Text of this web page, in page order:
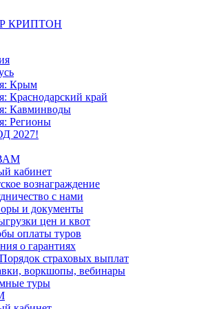
Крым
Краснодарский край
Кавминводы
Регионы
2027!
кабинет
вознаграждение
с нами
и документы
цен и квот
оплаты туров
о гарантиях
Порядок страховых выплат
воркшопы, вебинары
туры